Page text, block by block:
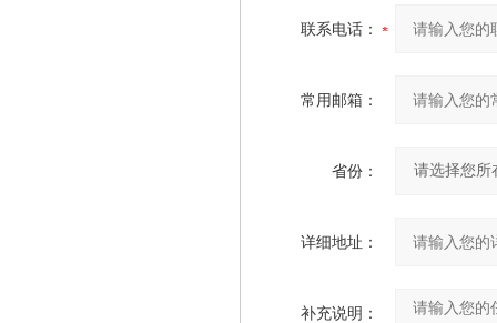
联系电话：
常用邮箱：
省份：
详细地址：
补充说明：